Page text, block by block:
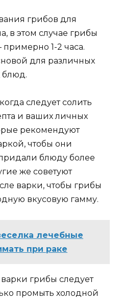
грибов для
в этом случае грибы
1-2 часа.
для различных
блюд.
следует солить
и ваших личных
рекомендуют
чтобы они
блюду более
же советуют
варки, чтобы грибы
вкусовую гамму.
лечебные
при раке
грибы следует
промыть холодной